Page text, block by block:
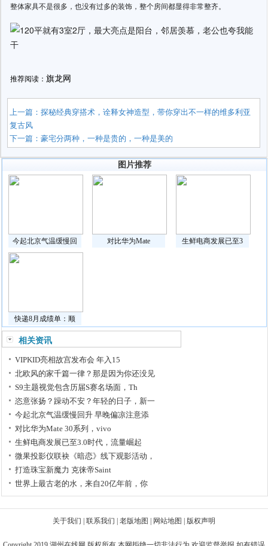
整体家具不是很多，也没有过多的装饰，整个房间都显得非常整齐。
推荐阅读： 旗龙网
上一篇：探秘经典穿搭术，诠释女神造型，带你穿出不一样的维多利亚
复古风
下一篇：豪宅分两种，一种是贵的，一种是美的
图片推荐
今起北京气温缓慢回 对比华为Mate 生鲜电商发展已至3
快递8月成绩单：顺
相关资讯
VIPKID亮相故宫发布会 年入15
北欧风的家千篇一律？那是因为你还没见
S9主题视觉包含历届S赛名场面，Th
恣意张扬？躁动不安？年轻的日子，新一
今起北京气温缓慢回升 早晚偏凉注意添
对比华为Mate 30系列，vivo
生鲜电商发展已至3.0时代，流量崛起
微果投影仪联袂《暗恋》线下观影活动，
​打造珠宝新魔力 克徕帝Saint
世界上最古老的水，来自20亿年前，你
关于我们 联系我们 老版地图 网站地图 版权声明